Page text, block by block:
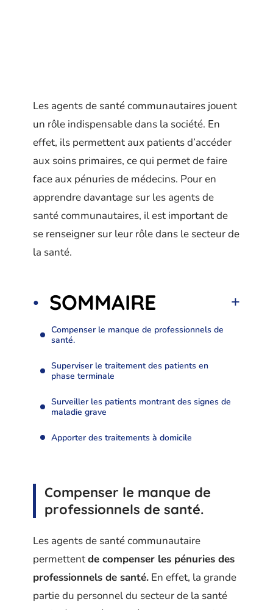
Les agents de santé communautaires jouent
un rôle indispensable dans la société. En
effet, ils permettent aux patients d’accéder
aux soins primaires, ce qui permet de faire
face aux pénuries de médecins. Pour en
apprendre davantage sur les agents de
santé communautaires, il est important de
se renseigner sur leur rôle dans le secteur de
la santé.
SOMMAIRE
Compenser le manque de professionnels de
santé.
Superviser le traitement des patients en
phase terminale
Surveiller les patients montrant des signes de
maladie grave
Apporter des traitements à domicile
Compenser le manque de
professionnels de santé.
Les agents de santé communautaire
permettentde compenser les pénuries des
professionnels de santé. En effet, la grande
partie du personnel du secteur de la santé